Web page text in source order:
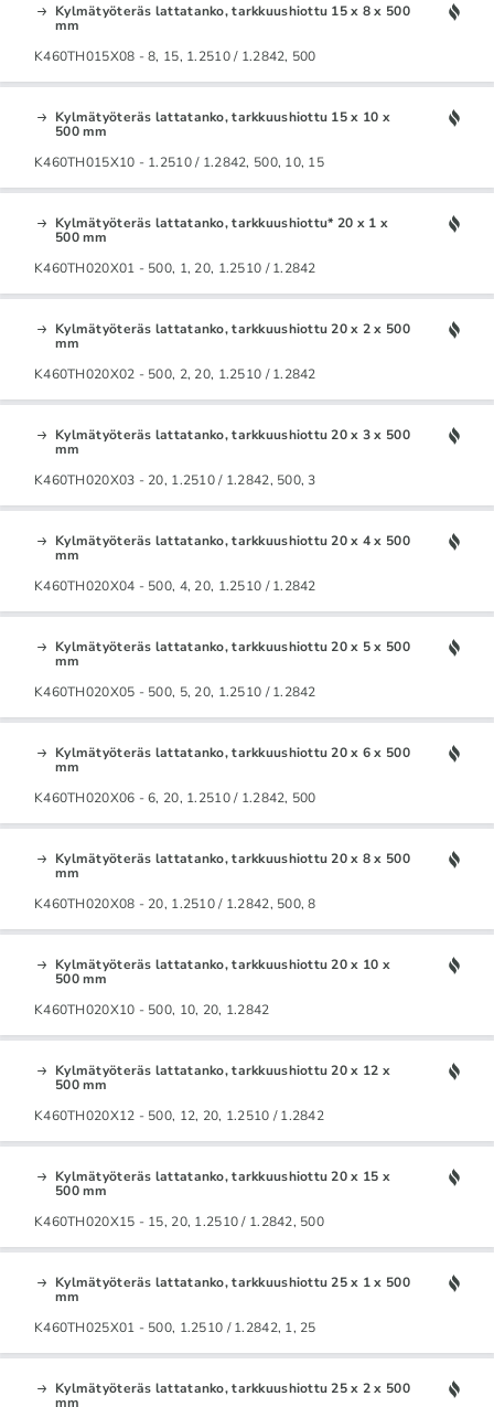
Kylmätyöteräs lattatanko, tarkkuushiottu 15 x 8 x 500
mm
K460TH015X08 - 8, 15, 1.2510 / 1.2842, 500
Kylmätyöteräs lattatanko, tarkkuushiottu 15 x 10 x
500 mm
K460TH015X10 - 1.2510 / 1.2842, 500, 10, 15
Kylmätyöteräs lattatanko, tarkkuushiottu* 20 x 1 x
500 mm
K460TH020X01 - 500, 1, 20, 1.2510 / 1.2842
Kylmätyöteräs lattatanko, tarkkuushiottu 20 x 2 x 500
mm
K460TH020X02 - 500, 2, 20, 1.2510 / 1.2842
Kylmätyöteräs lattatanko, tarkkuushiottu 20 x 3 x 500
mm
K460TH020X03 - 20, 1.2510 / 1.2842, 500, 3
Kylmätyöteräs lattatanko, tarkkuushiottu 20 x 4 x 500
mm
K460TH020X04 - 500, 4, 20, 1.2510 / 1.2842
Kylmätyöteräs lattatanko, tarkkuushiottu 20 x 5 x 500
mm
K460TH020X05 - 500, 5, 20, 1.2510 / 1.2842
Kylmätyöteräs lattatanko, tarkkuushiottu 20 x 6 x 500
mm
K460TH020X06 - 6, 20, 1.2510 / 1.2842, 500
Kylmätyöteräs lattatanko, tarkkuushiottu 20 x 8 x 500
mm
K460TH020X08 - 20, 1.2510 / 1.2842, 500, 8
Kylmätyöteräs lattatanko, tarkkuushiottu 20 x 10 x
500 mm
K460TH020X10 - 500, 10, 20, 1.2842
Kylmätyöteräs lattatanko, tarkkuushiottu 20 x 12 x
500 mm
K460TH020X12 - 500, 12, 20, 1.2510 / 1.2842
Kylmätyöteräs lattatanko, tarkkuushiottu 20 x 15 x
500 mm
K460TH020X15 - 15, 20, 1.2510 / 1.2842, 500
Kylmätyöteräs lattatanko, tarkkuushiottu 25 x 1 x 500
mm
K460TH025X01 - 500, 1.2510 / 1.2842, 1, 25
Kylmätyöteräs lattatanko, tarkkuushiottu 25 x 2 x 500
mm